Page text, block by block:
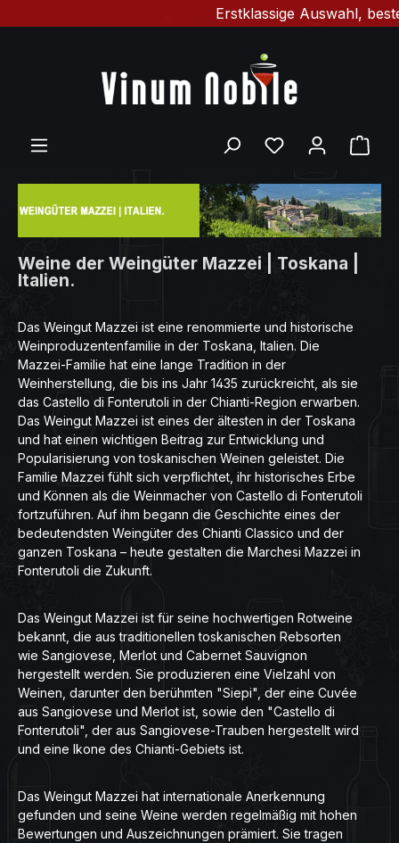
Erstklassige Auswahl,
Du hast 0
Weine der Weingüter Mazzei | Toskana |
Italien.
Das Weingut Mazzei ist eine renommierte und historische
Weinproduzentenfamilie in der Toskana, Italien. Die
Mazzei-Familie hat eine lange Tradition in der
Weinherstellung, die bis ins Jahr 1435 zurückreicht, als sie
das Castello di Fonterutoli in der Chianti-Region erwarben.
Das Weingut Mazzei ist eines der ältesten in der Toskana
und hat einen wichtigen Beitrag zur Entwicklung und
Popularisierung von toskanischen Weinen geleistet. Die
Familie Mazzei fühlt sich verpflichtet, ihr historisches Erbe
und Können als die Weinmacher von Castello di Fonterutoli
fortzuführen. Auf ihm begann die Geschichte eines der
bedeutendsten Weingüter des Chianti Classico und der
ganzen Toskana – heute gestalten die Marchesi Mazzei in
Fonterutoli die Zukunft.
Das Weingut Mazzei ist für seine hochwertigen Rotweine
bekannt, die aus traditionellen toskanischen Rebsorten
wie Sangiovese, Merlot und Cabernet Sauvignon
hergestellt werden. Sie produzieren eine Vielzahl von
Weinen, darunter den berühmten "Siepi", der eine Cuvée
aus Sangiovese und Merlot ist, sowie den "Castello di
Fonterutoli", der aus Sangiovese-Trauben hergestellt wird
und eine Ikone des Chianti-Gebiets ist.
Das Weingut Mazzei hat internationale Anerkennung
gefunden und seine Weine werden regelmäßig mit hohen
Bewertungen und Auszeichnungen prämiert. Sie tragen